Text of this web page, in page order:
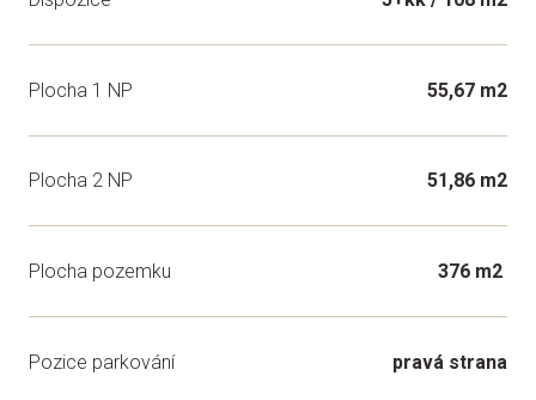
Plocha 1 NP 55,67 m2
Plocha 2 NP 51,86 m2
Plocha pozemku 376 m2
Pozice parkování pravá strana